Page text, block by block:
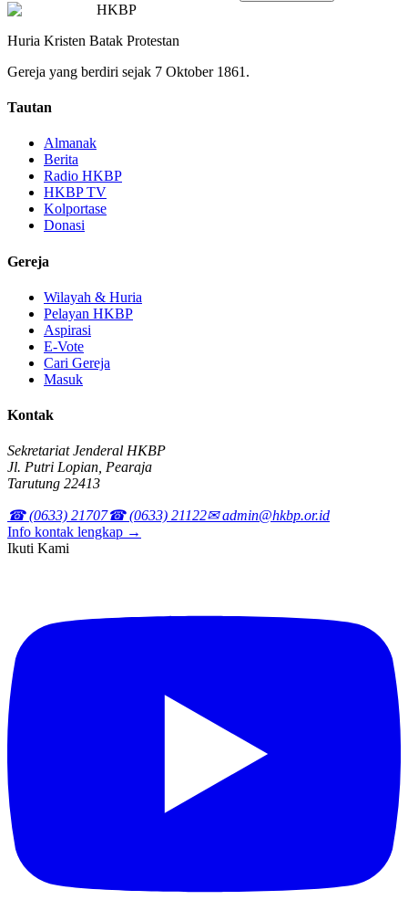
HKBP
Huria Kristen Batak Protestan
Gereja yang berdiri sejak 7 Oktober 1861.
Tautan
Almanak
Berita
Radio HKBP
HKBP TV
Kolportase
Donasi
Gereja
Wilayah & Huria
Pelayan HKBP
Aspirasi
E-Vote
Cari Gereja
Masuk
Kontak
Sekretariat Jenderal HKBP
Jl. Putri Lopian, Pearaja
Tarutung 22413
☎ (0633) 21707☎ (0633) 21122✉ admin@hkbp.or.id
Info kontak lengkap →
Ikuti Kami